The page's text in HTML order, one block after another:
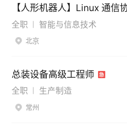
全职 智能与信息技术
北京
总装设备高级工程师
全职 生产制造
常州